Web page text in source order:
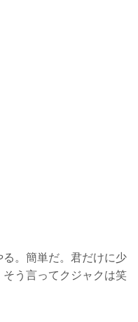
る。簡単だ。君だけに少
う言ってクジャクは笑